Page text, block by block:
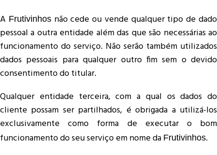
A Frutivinhosnão cede ou vende qualquer tipo de dado
pessoal a outra entidade além das que são necessárias ao
funcionamento do serviço. Não serão também utilizados
dados pessoais para qualquer outro fim sem o devido
consentimento do titular.
Qualquer entidade terceira, com a qual os dados do
cliente possam ser partilhados, é obrigada a utilizá-los
exclusivamente como forma de executar o bom
funcionamento do seu serviço em nome da Frutivinhos.